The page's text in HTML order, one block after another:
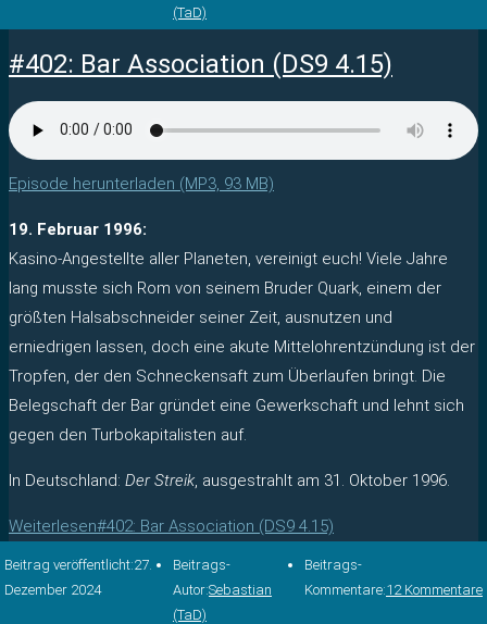
(TaD)
#402: Bar Association (DS9 4.15)
Episode herunterladen (MP3, 93 MB)
19. Februar 1996:
Kasino-Angestellte aller Planeten, vereinigt euch! Viele Jahre
lang musste sich Rom von seinem Bruder Quark, einem der
größten Halsabschneider seiner Zeit, ausnutzen und
erniedrigen lassen, doch eine akute Mittelohrentzündung ist der
Tropfen, der den Schneckensaft zum Überlaufen bringt. Die
Belegschaft der Bar gründet eine Gewerkschaft und lehnt sich
gegen den Turbokapitalisten auf.
In Deutschland: Der Streik, ausgestrahlt am 31. Oktober 1996.
Weiterlesen#402: Bar Association (DS9 4.15)
Beitrag veröffentlicht:27.
Dezember 2024
Beitrags-
Autor:Sebastian
(TaD)
Beitrags-
Kommentare:12 Kommentare